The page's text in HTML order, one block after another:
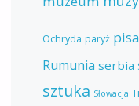
Ochryda paryż
Rumunia serbia
sztuka Słowacja